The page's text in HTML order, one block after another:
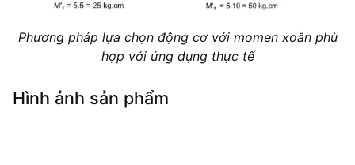
Phương pháp lựa chọn động cơ với momen xoắn phù
hợp với ứng dụng thực tế
Hình ảnh sản phẩm